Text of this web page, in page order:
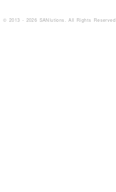
© 2013 - 2026 SANlutions. All Rights Reserved